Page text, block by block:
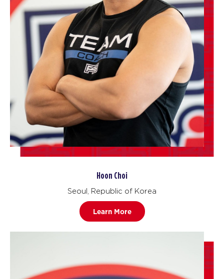
Hoon Choi
Seoul, Republic of Korea
Learn More